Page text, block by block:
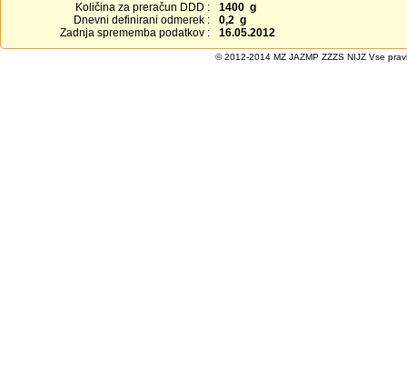
Količina za preračun DDD :
1400 g
Dnevni definirani odmerek :
0,2 g
Zadnja sprememba podatkov :
16.05.2012
© 2012-2014 MZ JAZMP ZZZS NIJZ Vse